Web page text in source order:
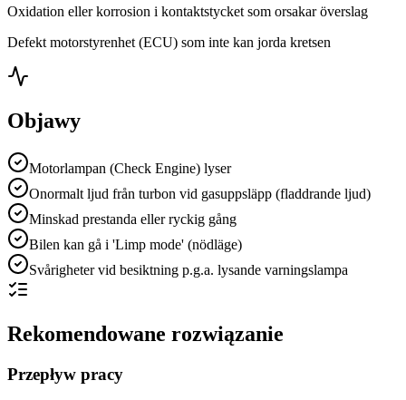
Oxidation eller korrosion i kontaktstycket som orsakar överslag
Defekt motorstyrenhet (ECU) som inte kan jorda kretsen
Objawy
Motorlampan (Check Engine) lyser
Onormalt ljud från turbon vid gasuppsläpp (fladdrande ljud)
Minskad prestanda eller ryckig gång
Bilen kan gå i 'Limp mode' (nödläge)
Svårigheter vid besiktning p.g.a. lysande varningslampa
Rekomendowane rozwiązanie
Przepływ pracy